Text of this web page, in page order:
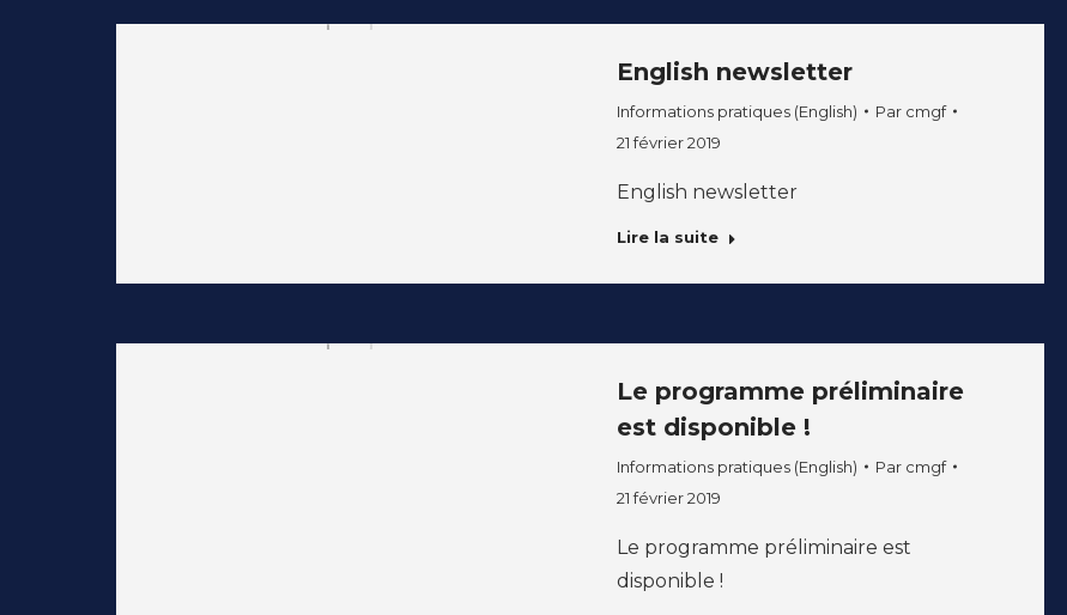
English newsletter
Informations pratiques (English) Par cmgf
21 février 2019
English newsletter
Lire la suite
Le programme préliminaire
est disponible !
Informations pratiques (English) Par cmgf
21 février 2019
Le programme préliminaire est
disponible !